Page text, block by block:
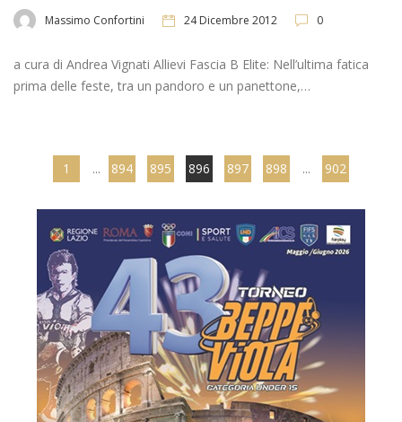
Massimo Confortini 24 Dicembre 2012 0
a cura di Andrea Vignati Allievi Fascia B Elite: Nell’ultima fatica
prima delle feste, tra un pandoro e un panettone,…
1 ... 894 895 896 897 898 ... 902